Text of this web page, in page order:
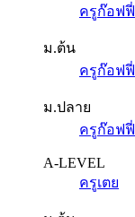
ครูก๊อฟฟี่
ม.ต้น
ครูก๊อฟฟี่
ม.ปลาย
ครูก๊อฟฟี่
A-LEVEL
ครูเตย